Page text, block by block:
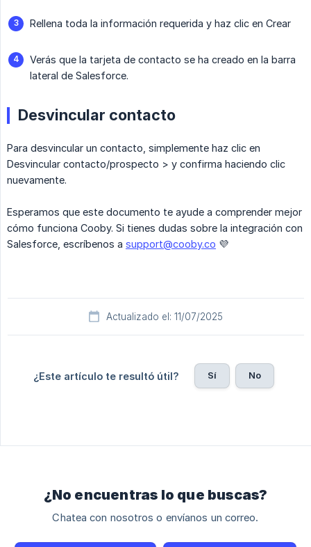
Rellena toda la información requerida y haz clic en Crear
Verás que la tarjeta de contacto se ha creado en la barra
lateral de Salesforce.
Desvincular contacto
Para desvincular un contacto, simplemente haz clic en
Desvincular contacto/prospecto > y confirma haciendo clic
nuevamente.
Esperamos que este documento te ayude a comprender mejor
cómo funciona Cooby. Si tienes dudas sobre la integración con
Salesforce, escríbenos a support@cooby.co 💜
Actualizado el: 11/07/2025
¿Este artículo te resultó útil? Sí No
¿No encuentras lo que buscas?
Chatea con nosotros o envíanos un correo.